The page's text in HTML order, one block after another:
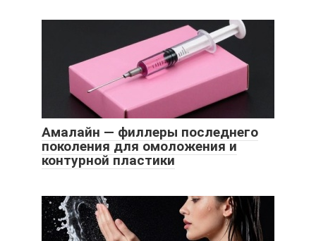
Амалайн — филлеры последнего
поколения для омоложения и
контурной пластики